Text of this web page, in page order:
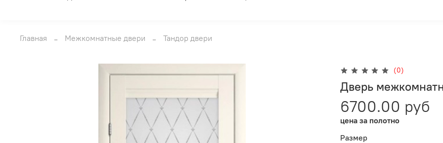
Главная Межкомнатные двери Тандор двери
(0)
Дверь
6700.00 руб
цена за полотно
Размер